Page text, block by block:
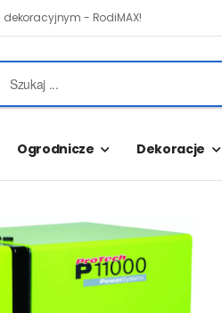
- RodiMAX!
Ogrodnicze Dekoracje